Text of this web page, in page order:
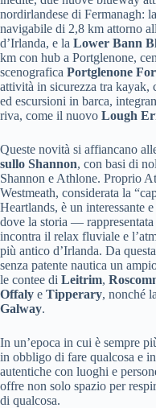
nordirlandese di Fermanagh: la
navigabile di 2,8 km attorno
d’Irlanda, e la Lower Bann
km con hub a Portglenone,
scenografica Portglenone
attività in sicurezza tra kayak,
ed escursioni in barca,
riva, come il nuovo Lough
Queste novità si affiancano
sullo Shannon, con basi di
Shannon e Athlone. Proprio
Westmeath, considerata la
Heartlands, è un interessante
dove la storia —
incontra il relax fluviale e
più antico d’Irlanda. Da
senza patente nautica un
le contee di Leitrim,
Offaly e Tipperary, nonché
Galway.
In un’epoca in cui è sempre
in obbligo di fare qualcosa e
autentiche con luoghi e
offre non solo spazio per
di qualcosa.